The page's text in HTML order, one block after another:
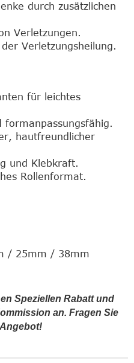
durch zusätzlichen
Verletzungen.
Verletzungsheilung.
für leichtes
formanpassungsfähig.
hautfreundlicher
und Klebkraft.
Rollenformat.
/ 25mm / 38mm
Speziellen Rabatt und
an. Fragen Sie